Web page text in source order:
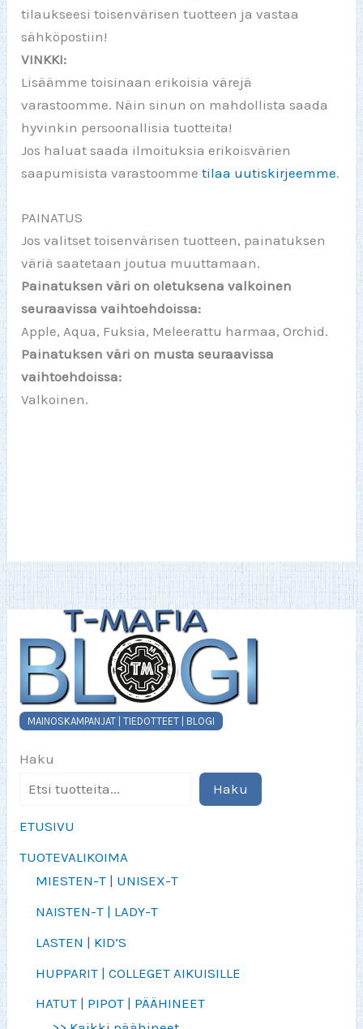
MAINOSKAMPANJAT | TIEDOTTEET | BLOGI
Haku
Haku
ETUSIVU
TUOTEVALIKOIMA
MIESTEN-T | UNISEX-T
NAISTEN-T | LADY-T
LASTEN | KID’S
HUPPARIT | COLLEGET AIKUISILLE
HATUT | PIPOT | PÄÄHINEET
tilaukseesi toisenvärisen tuotteen ja vastaa
sähköpostiin!
VINKKI:
Lisäämme toisinaan erikoisia värejä
varastoomme. Näin sinun on mahdollista saada
hyvinkin persoonallisia tuotteita!
Jos haluat saada ilmoituksia erikoisvärien
saapumisista varastoommetilaa uutiskirjeemme.
PAINATUS
Jos valitset toisenvärisen tuotteen, painatuksen
väriä saatetaan joutua muuttamaan.
Painatuksen väri on oletuksena valkoinen
seuraavissa vaihtoehdoissa:
Apple, Aqua, Fuksia, Meleerattu harmaa, Orchid.
Painatuksen väri on musta seuraavissa
vaihtoehdoissa:
Valkoinen.